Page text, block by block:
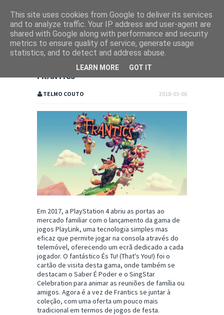
FRANTICS
2018-03-06
TELMO COUTO
Em 2017, a PlayStation 4 abriu as portas ao
mercado familiar com o lançamento da gama de
jogos PlayLink, uma tecnologia simples mas
eficaz que permite jogar na consola através do
telemóvel, oferecendo um ecrã dedicado a cada
jogador. O fantástico És Tu! (That's You!) foi o
cartão de visita desta gama, onde também se
destacam o Saber É Poder e o SingStar
Celebration para animar as reuniões de família ou
amigos. Agora é a vez de Frantics se juntar à
coleção, com uma oferta um pouco mais
tradicional em termos de jogos de festa.
This site uses cookies from Google to deliver its services
and to analyze traffic. Your IP address and user-agent are
shared with Google along with performance and security
metrics to ensure quality of service, generate usage
statistics, and to detect and address abuse.
LEARN MORE GOT IT